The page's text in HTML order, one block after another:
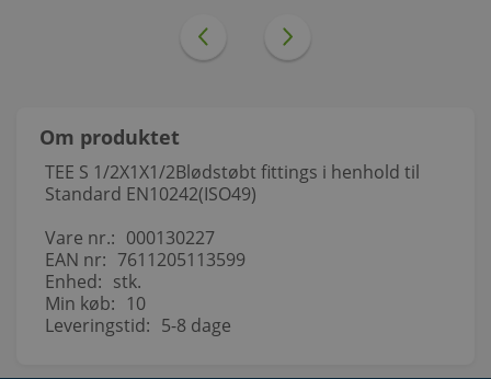
Om produktet
TEE S 1/2X1X1/2Blødstøbt fittings i henhold til
Standard EN10242(ISO49)
Vare nr.: 000130227
EAN nr: 7611205113599
Enhed: stk.
Min køb: 10
Leveringstid: 5-8 dage